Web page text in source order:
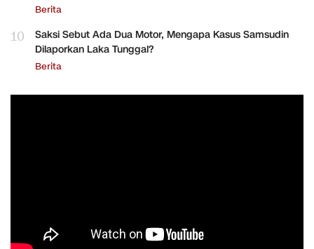
Berita
10
Saksi Sebut Ada Dua Motor, Mengapa Kasus Samsudin
Dilaporkan Laka Tunggal?
Berita